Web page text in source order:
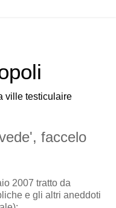
ville testiculaire
faccelo
2007 tratto da
e gli altri aneddoti